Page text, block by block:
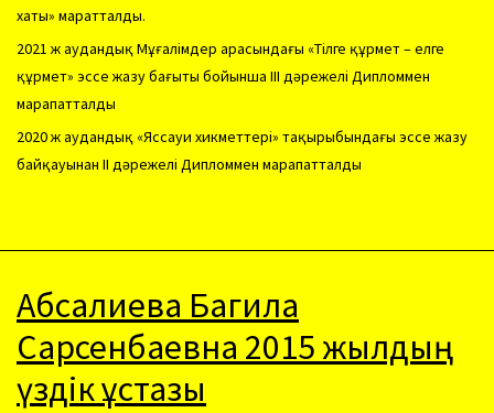
хаты» маратталды.
2021 ж аудандық Мұғалімдер арасындағы «Тілге құрмет – елге
құрмет» эссе жазу бағыты бойынша ІІІ дәрежелі Дипломмен
марапатталды
2020 ж аудандық «Яссауи хикметтері» тақырыбындағы эссе жазу
байқауынан ІІ дәрежелі Дипломмен марапатталды
Абсалиева Багила
Сарсенбаевна 2015 жылдың
үздік ұстазы